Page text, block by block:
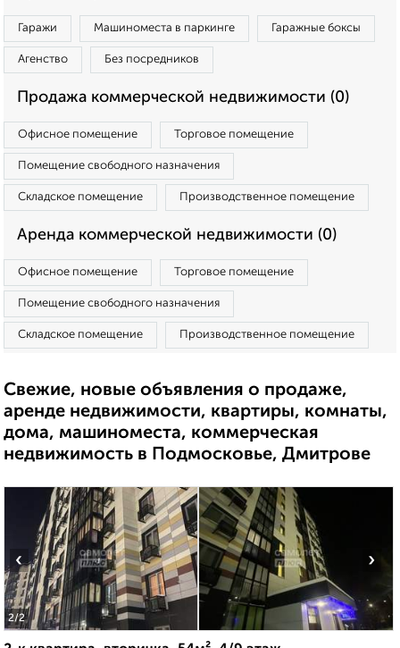
Гаражи Машиноместа в паркинге Гаражные боксы
Агенство Без посредников
Продажа коммерческой недвижимости (0)
Офисное помещение Торговое помещение
Помещение свободного назначения
Складское помещение Производственное помещение
Аренда коммерческой недвижимости (0)
Офисное помещение Торговое помещение
Помещение свободного назначения
Складское помещение Производственное помещение
Свежие, новые объявления о продаже,
аренде недвижимости, квартиры, комнаты,
дома, машиноместа, коммерческая
недвижимость в Подмосковье, Дмитрове
2/2
‹ ›